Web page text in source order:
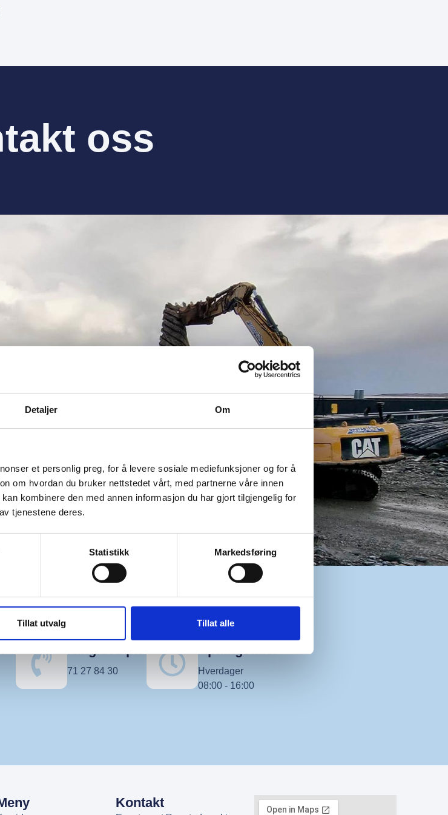
Detaljer Om
et personlig preg, for å levere sosiale mediefunksjoner og for å
om hvordan du bruker nettstedet vårt, med partnerne våre innen
kombinere den med annen informasjon du har gjort tilgjengelig for
tjenestene deres.
Statistikk Markedsføring
Tillat utvalg Tillat alle
oss
Ring oss på
71 27 84 30
Åpningstider
Hverdager
08:00 - 16:00
Kontakt